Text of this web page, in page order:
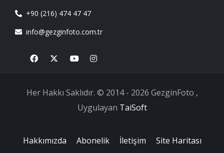
+90 (216) 474 47 47
info@gezginfoto.com.tr
Her Hakkı Saklıdır. © 2014 - 2026 GezginFoto ,
Uygulayan TaiSoft
Hakkımızda Abonelik İletişim Site Haritası